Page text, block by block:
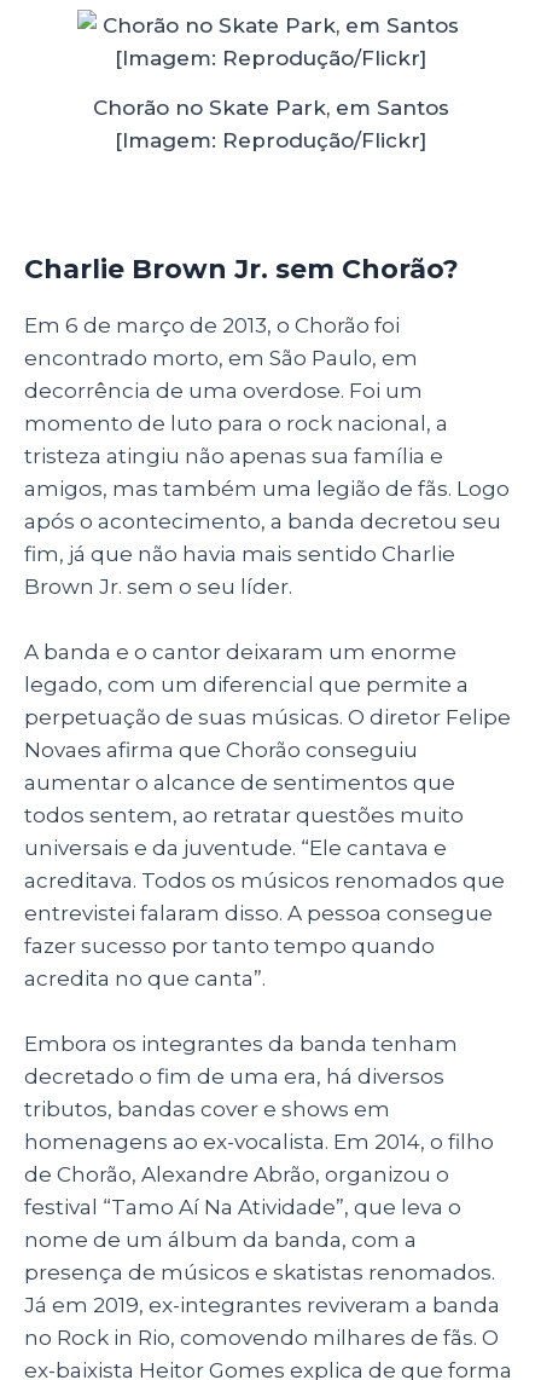
Chorão no Skate Park, em Santos
[Imagem: Reprodução/Flickr]
Charlie Brown Jr. sem Chorão?
Em 6 de março de 2013, o Chorão foi
encontrado morto, em São Paulo, em
decorrência de uma overdose. Foi um
momento de luto para o rock nacional, a
tristeza atingiu não apenas sua família e
amigos, mas também uma legião de fãs. Logo
após o acontecimento, a banda decretou seu
fim, já que não havia mais sentido Charlie
Brown Jr. sem o seu líder.
A banda e o cantor deixaram um enorme
legado, com um diferencial que permite a
perpetuação de suas músicas. O diretor Felipe
Novaes afirma que Chorão conseguiu
aumentar o alcance de sentimentos que
todos sentem, ao retratar questões muito
universais e da juventude. “Ele cantava e
acreditava. Todos os músicos renomados que
entrevistei falaram disso. A pessoa consegue
fazer sucesso por tanto tempo quando
acredita no que canta”.
Embora os integrantes da banda tenham
decretado o fim de uma era, há diversos
tributos, bandas cover e shows em
homenagens ao ex-vocalista. Em 2014, o filho
de Chorão, Alexandre Abrão, organizou o
festival “Tamo Aí Na Atividade”, que leva o
nome de um álbum da banda, com a
presença de músicos e skatistas renomados.
Já em 2019, ex-integrantes reviveram a banda
no Rock in Rio, comovendo milhares de fãs. O
ex-baixista Heitor Gomes explica de que forma